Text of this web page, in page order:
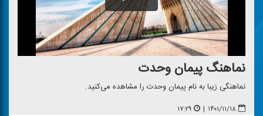
نماهنگ پیمان وحدت
نماهنگی زیبا به نام پیمان وحدت را مشاهده می‌كنید.
۱۴۰۱/۱۱/۱۸ | ۱۷:۲۹